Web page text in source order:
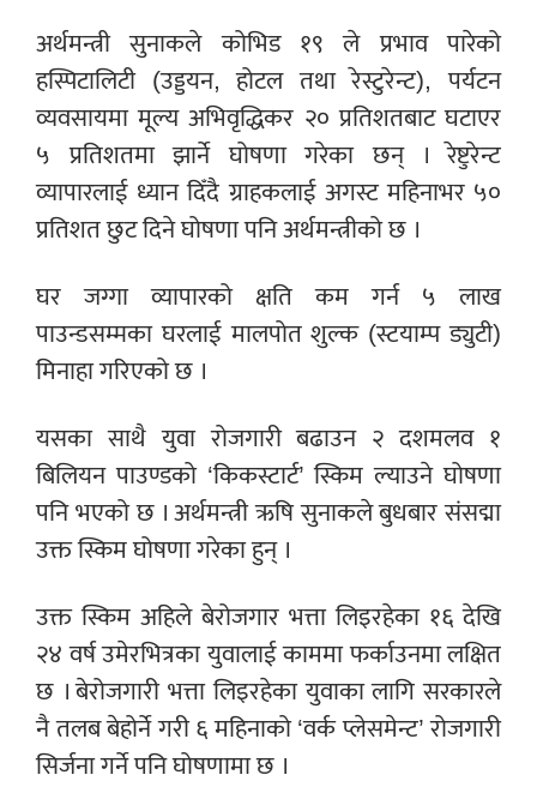
अर्थमन्त्री सुनाकले कोभिड १९ ले प्रभाव पारेको
हस्पिटालिटी (उड्डयन, होटल तथा रेस्टुरेन्ट), पर्यटन
व्यवसायमा मूल्य अभिवृद्धिकर २० प्रतिशतबाट घटाएर
५ प्रतिशतमा झार्ने घोषणा गरेका छन् । रेष्टुरेन्ट
व्यापारलाई ध्यान दिँदै ग्राहकलाई अगस्ट महिनाभर ५०
प्रतिशत छुट दिने घोषणा पनि अर्थमन्त्रीको छ ।
घर जग्गा व्यापारको क्षति कम गर्न ५ लाख
पाउन्डसम्मका घरलाई मालपोत शुल्क (स्टयाम्प ड्युटी)
मिनाहा गरिएको छ ।
यसका साथै युवा रोजगारी बढाउन २ दशमलव १
बिलियन पाउण्डको ‘किकस्टार्ट’ स्किम ल्याउने घोषणा
पनि भएको छ । अर्थमन्त्री ऋषि सुनाकले बुधबार संसद्मा
उक्त स्किम घोषणा गरेका हुन् ।
उक्त स्किम अहिले बेरोजगार भत्ता लिइरहेका १६ देखि
२४ वर्ष उमेरभित्रका युवालाई काममा फर्काउनमा लक्षित
छ । बेरोजगारी भत्ता लिइरहेका युवाका लागि सरकारले
नै तलब बेहोर्ने गरी ६ महिनाको ‘वर्क प्लेसमेन्ट’ रोजगारी
सिर्जना गर्ने पनि घोषणामा छ ।